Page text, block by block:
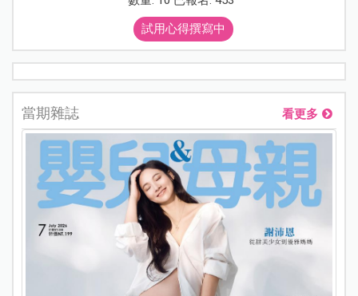
試用心得撰寫中
當期雜誌 看更多